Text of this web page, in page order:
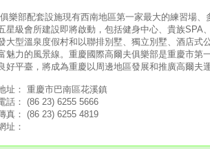
部配套設施現有西南地區第一家最大的練習場、
星級會所建設即將啟動，包括健身中心、貴族SPA
大型溫泉度假村和以聯排別墅、獨立別墅、酒店式
魅力的風景線。重慶國際高爾夫俱樂部是重慶市第
好平臺，將成為重慶以周邊地區發展和推廣高爾夫
址： 重慶市巴南區花溪鎮
話： (86 23) 6255 5666
真： (86 23) 6255 4819
址：